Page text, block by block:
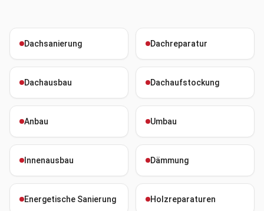
Dachsanierung Dachreparatur
Dachausbau Dachaufstockung
Anbau Umbau
Innenausbau Dämmung
Energetische Sanierung Holzreparaturen